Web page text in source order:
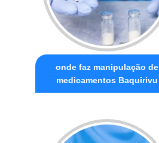
onde faz manipulação de
medicamentos Baquirivu